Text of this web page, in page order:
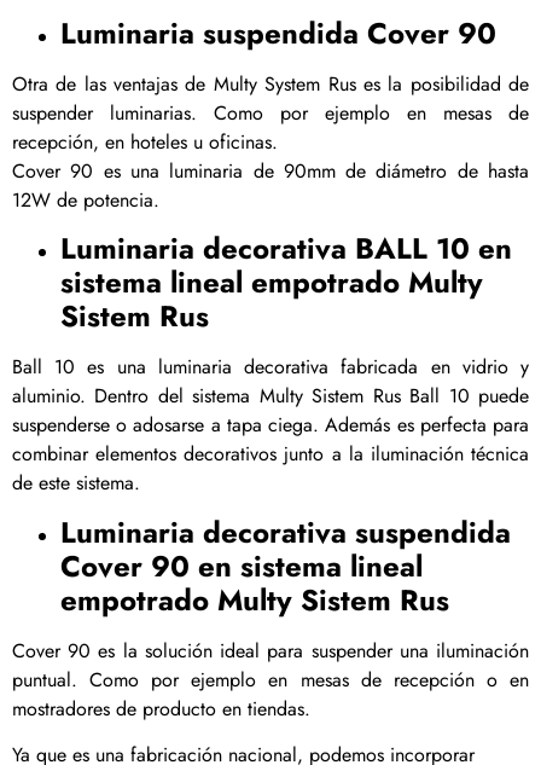
Luminaria suspendida Cover 90
Otra de las ventajas de Multy System Rus es la posibilidad de
suspender luminarias. Como por ejemplo en mesas de
recepción, en hoteles u oficinas.
Cover 90 es una luminaria de 90mm de diámetro de hasta
12W de potencia.
Luminaria decorativa BALL 10 en
sistema lineal empotrado Multy
Sistem Rus
Ball 10 es una luminaria decorativa fabricada en vidrio y
aluminio. Dentro del sistema Multy Sistem Rus Ball 10 puede
suspenderse o adosarse a tapa ciega. Además es perfecta para
combinar elementos decorativos junto a la iluminación técnica
de este sistema.
Luminaria decorativa suspendida
Cover 90 en sistema lineal
empotrado Multy Sistem Rus
Cover 90 es la solución ideal para suspender una iluminación
puntual. Como por ejemplo en mesas de recepción o en
mostradores de producto en tiendas.
Ya que es una fabricación nacional, podemos incorporar